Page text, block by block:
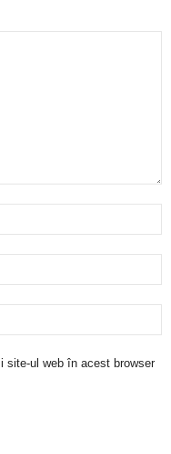
site-ul web în acest browser